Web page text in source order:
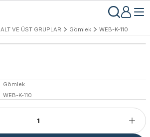
ALT VE ÜST GRUPLAR Gömlek WEB-K-110
Gömlek
WEB-K-110